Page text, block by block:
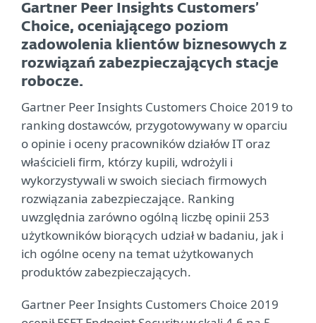
Gartner Peer Insights Customers’
Choice, oceniającego poziom
zadowolenia klientów biznesowych z
rozwiązań zabezpieczających stacje
robocze.
Gartner Peer Insights Customers Choice 2019 to
ranking dostawców, przygotowywany w oparciu
o opinie i oceny pracowników działów IT oraz
właścicieli firm, którzy kupili, wdrożyli i
wykorzystywali w swoich sieciach firmowych
rozwiązania zabezpieczające. Ranking
uwzględnia zarówno ogólną liczbę opinii 253
użytkowników biorących udział w badaniu, jak i
ich ogólne oceny na temat użytkowanych
produktów zabezpieczających.
Gartner Peer Insights Customers Choice 2019